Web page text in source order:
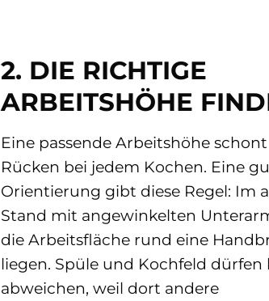
2. DIE RICHTIGE
ARBEITSHÖHE
Eine passende Arbeitshöhe
Rücken bei jedem Kochen. Eine
Orientierung gibt diese Regel: Im
Stand mit angewinkelten
die Arbeitsfläche rund eine
liegen. Spüle und Kochfeld dürfen
abweichen, weil dort andere